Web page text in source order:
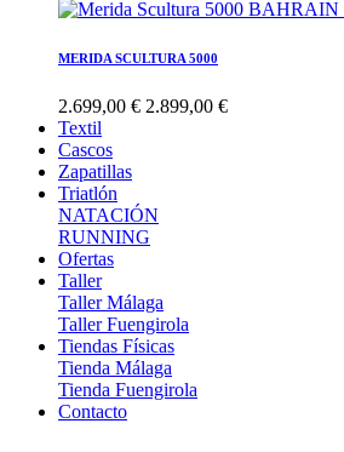
MERIDA SCULTURA 5000
2.699,00 € 2.899,00 €
Textil
Cascos
Zapatillas
Triatlón
NATACIÓN
RUNNING
Ofertas
Taller
Taller Málaga
Taller Fuengirola
Tiendas Físicas
Tienda Málaga
Tienda Fuengirola
Contacto